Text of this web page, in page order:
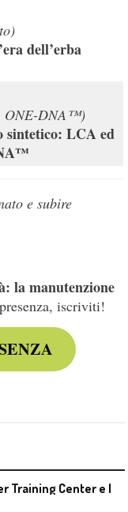
dell’erba
ONE-DNA™)
sintetico: LCA ed
e subire
la manutenzione
iscriviti!